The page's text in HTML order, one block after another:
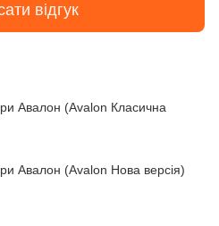
відгук
Авалон (Avalon Класична
Авалон (Avalon Нова версія)